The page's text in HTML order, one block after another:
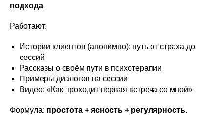
подхода.
Работают:
Истории клиентов (анонимно): путь от страха до
сессий
Рассказы о своём пути в психотерапии
Примеры диалогов на сессии
Видео: «Как проходит первая встреча со мной»
Формула: простота + ясность + регулярность.